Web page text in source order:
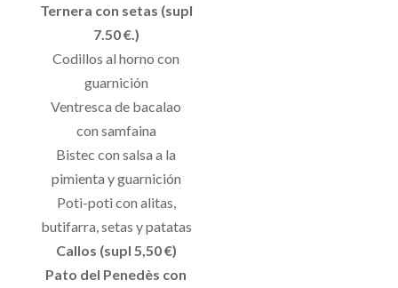
Ternera con setas (supl
7.50 €.)
Codillos al horno con
guarnición
Ventresca de bacalao
con samfaina
Bistec con salsa a la
pimienta y guarnición
Poti-poti con alitas,
butifarra, setas y patatas
Callos (supl 5,50 €)
Pato del Penedès con